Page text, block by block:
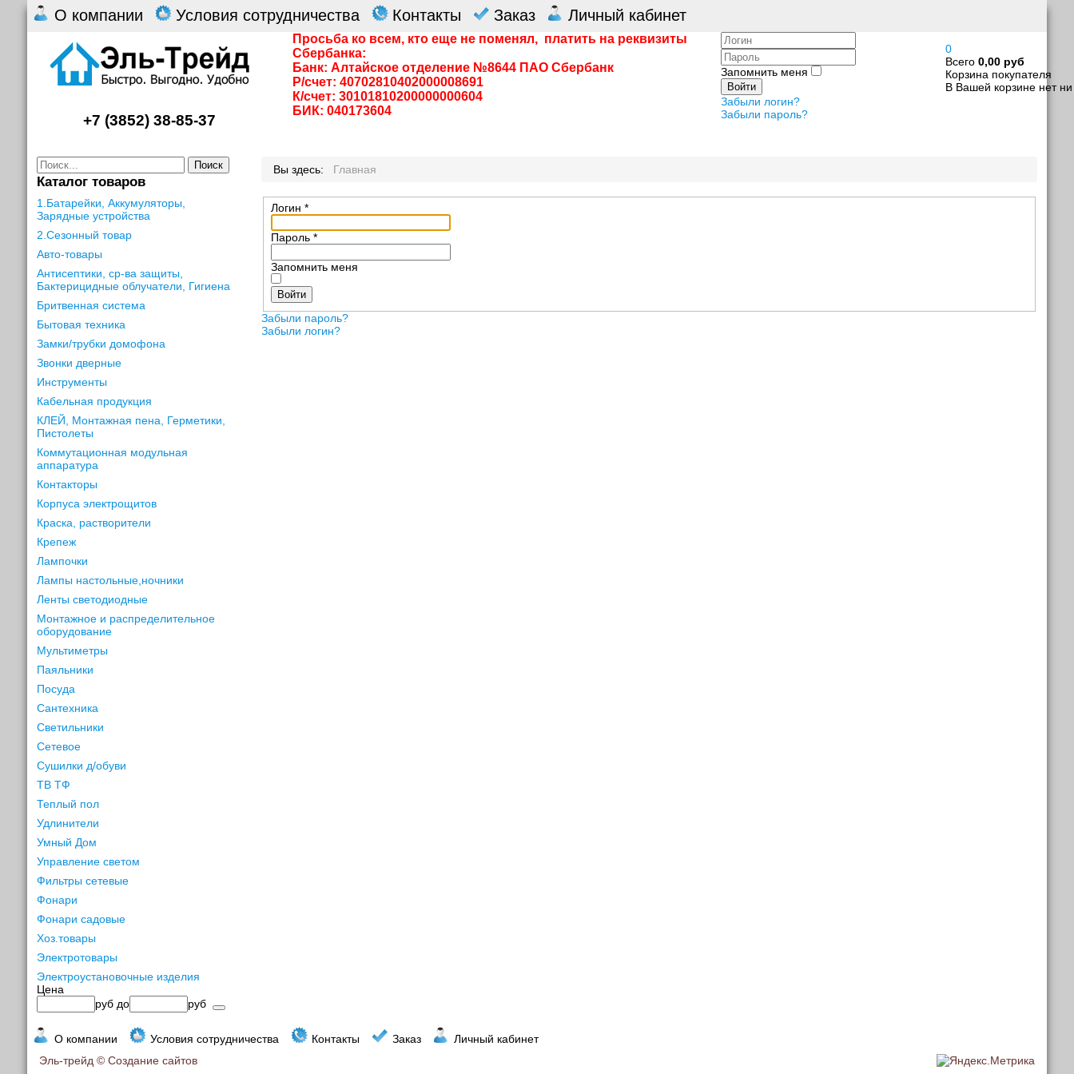
О компании Условия сотрудничества Контакты Заказ Личный кабинет
0
Всего 0,00 руб
Корзина покупателя
В Вашей корзине нет ни
Логин
Пароль
Запомнить меня
Войти
Забыли логин?
Забыли пароль?
Просьба ко всем, кто еще не поменял, платить на реквизиты
Сбербанка:
Банк: Алтайское отделение №8644 ПАО Сбербанк
Р/счет: 40702810402000008691
К/счет: 30101810200000000604
БИК: 040173604
+7 (3852) 38-85-37
Поиск
Каталог товаров
1.Батарейки, Аккумуляторы,
Зарядные устройства
2.Сезонный товар
Авто-товары
Антисептики, ср-ва защиты,
Бактерицидные облучатели, Гигиена
Бритвенная система
Бытовая техника
Замки/трубки домофона
Звонки дверные
Инструменты
Кабельная продукция
КЛЕЙ, Монтажная пена, Герметики,
Пистолеты
Коммутационная модульная
аппаратура
Контакторы
Корпуса электрощитов
Краска, растворители
Крепеж
Лампочки
Лампы настольные,ночники
Ленты светодиодные
Монтажное и распределительное
оборудование
Мультиметры
Паяльники
Посуда
Сантехника
Светильники
Сетевое
Сушилки д/обуви
ТВ ТФ
Теплый пол
Удлинители
Умный Дом
Управление светом
Фильтры сетевые
Фонари
Фонари садовые
Хоз.товары
Электротовары
Электроустановочные изделия
Цена
руб до руб
Вы здесь: Главная
Логин *
Пароль *
Запомнить меня
Войти
Забыли пароль?
Забыли логин?
О компании Условия сотрудничества Контакты Заказ
Личный кабинет
Эль-трейд © Создание сайтов